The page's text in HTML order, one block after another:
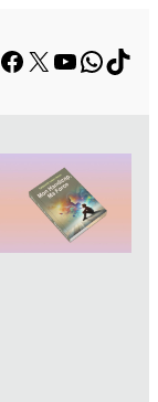
Facebook
X YouTube